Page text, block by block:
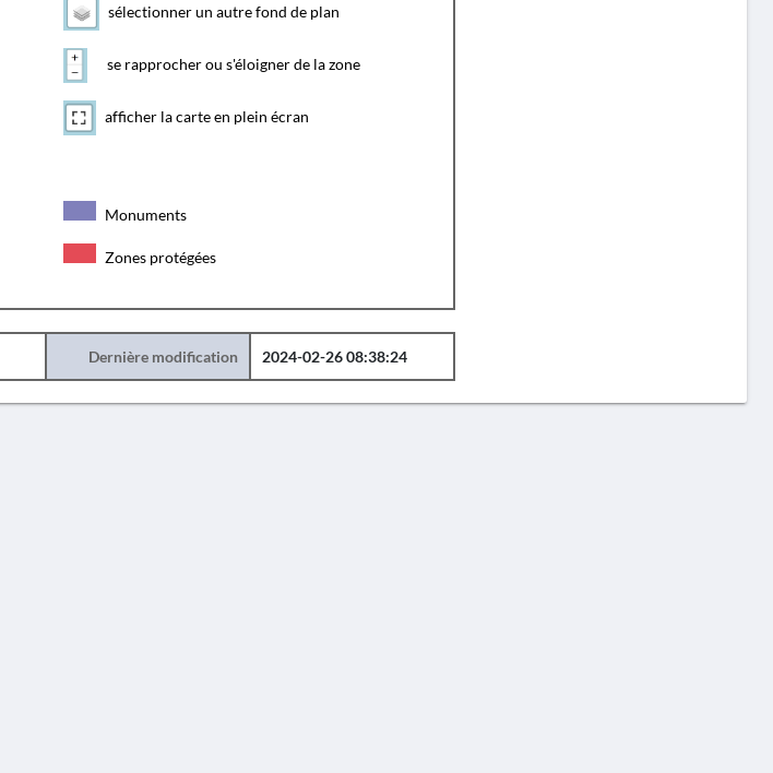
sélectionner un autre fond de plan
se rapprocher ou s'éloigner de la zone
afficher la carte en plein écran
Monuments
Zones protégées
Dernière modification 2024-02-26 08:38:24